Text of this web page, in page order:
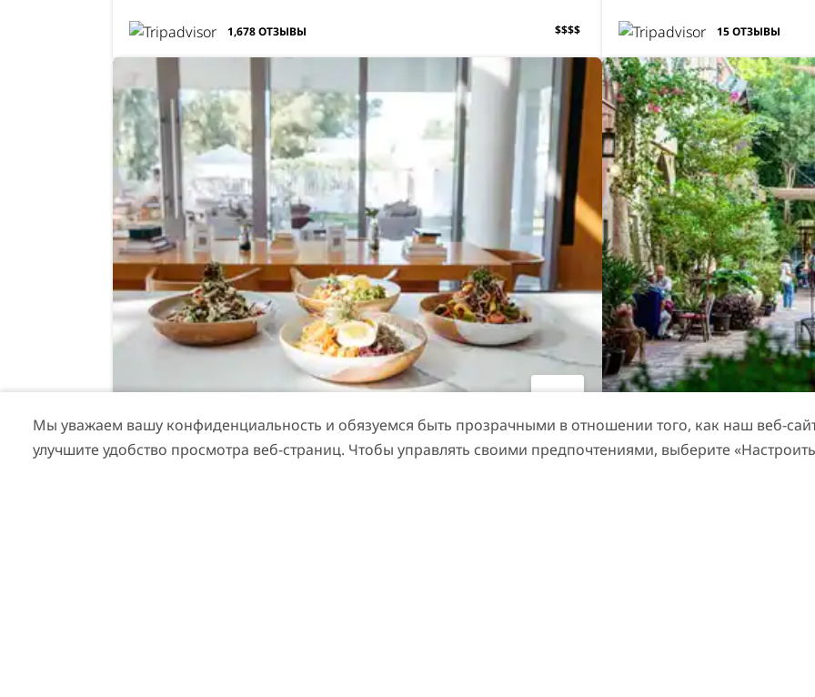
Мы уважаем вашу конфиденциальность и обязуемся быть прозрачными в отношении того, как наш веб-
улучшите удобство просмотра веб-страниц. Чтобы управлять своими предпочтениями, выберите
1,678ОТЗЫВЫ $$$$ 15ОТЗЫВЫ
ВЕЛНЕС В ДУБАЕ
Велнес-центр The Hundred Wellness Centre
КУЛЬТУРА
Комплекс The